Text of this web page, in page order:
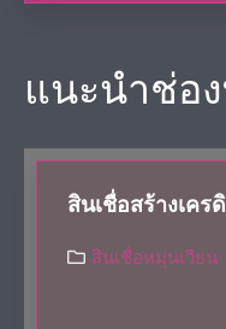
แนะนำช่อ
สินเชื่อสร้างเคร
สินเชื่อหมุนเวียน